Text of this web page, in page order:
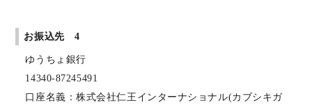
お振込先 4
ゆうちょ銀行
14340-87245491
口座名義：株式会社仁王インターナショナル(カブシキガ